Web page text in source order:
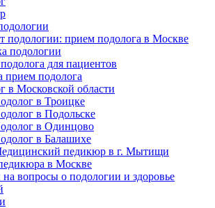
подологии: прием подолога в Москве
подологии
для пациентов
прием подолога
в Московской области
в Троицке
в Подольске
в Одинцово
в Балашихе
педикюр в г. Мытищи
в Москве
вопросы о подологии и здоровье